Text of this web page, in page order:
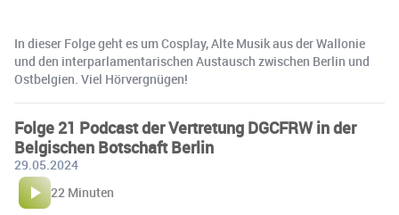
In dieser Folge geht es um Cosplay, Alte Musik aus der Wallonie
und den interparlamentarischen Austausch zwischen Berlin und
Ostbelgien. Viel Hörvergnügen!
Folge 21 Podcast der Vertretung DGCFRW in der
Belgischen Botschaft Berlin
29.05.2024
22 Minuten